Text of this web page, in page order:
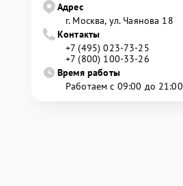
Адрес
г. Москва, ул. Чаянова 18
Контакты
+7 (495) 023-73-25
+7 (800) 100-33-26
Время работы
Работаем с 09:00 до 21:00